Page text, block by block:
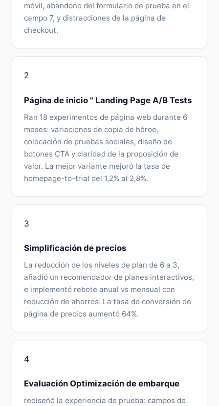
móvil, abandono del formulario de prueba en el
campo 7, y distracciones de la página de
checkout.
2
Página de inicio " Landing Page A/B Tests
Ran 18 experimentos de página web durante 6
meses: variaciones de copia de héroe,
colocación de pruebas sociales, diseño de
botones CTA y claridad de la proposición de
valor. La mejor variante mejoró la tasa de
homepage-to-trial del 1,2% al 2,8%.
3
Simplificación de precios
La reducción de los niveles de plan de 6 a 3,
añadió un recomendador de planes interactivos,
e implementó rebote anual vs mensual con
reducción de ahorros. La tasa de conversión de
página de precios aumentó 64%.
4
Evaluación Optimización de embarque
rediseñó la experiencia de prueba: campos de